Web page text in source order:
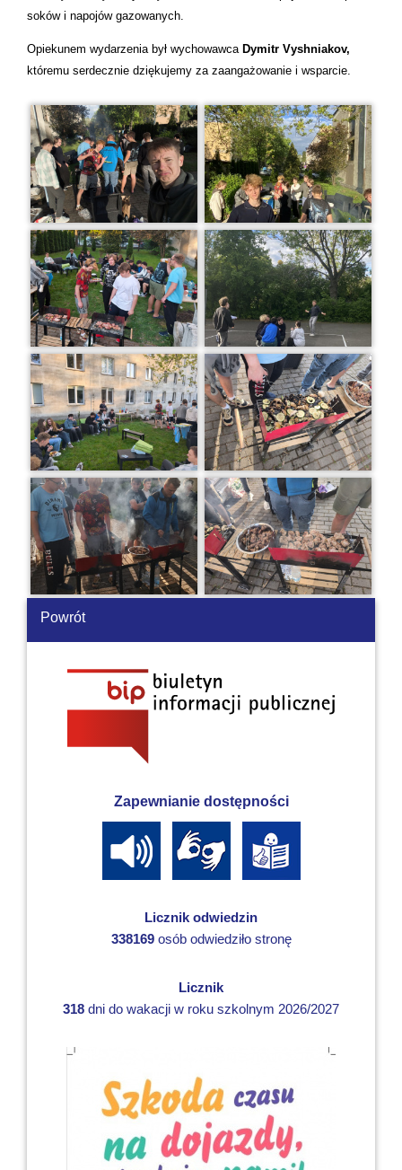
soków i napojów gazowanych.
Opiekunem wydarzenia był wychowawca Dymitr Vyshniakov,
któremu serdecznie dziękujemy za zaangażowanie i wsparcie.
Powrót
Zapewnianie dostępności
Licznik odwiedzin
338169osób odwiedziło stronę
Licznik
318 dni do wakacji w roku szkolnym 2026/2027